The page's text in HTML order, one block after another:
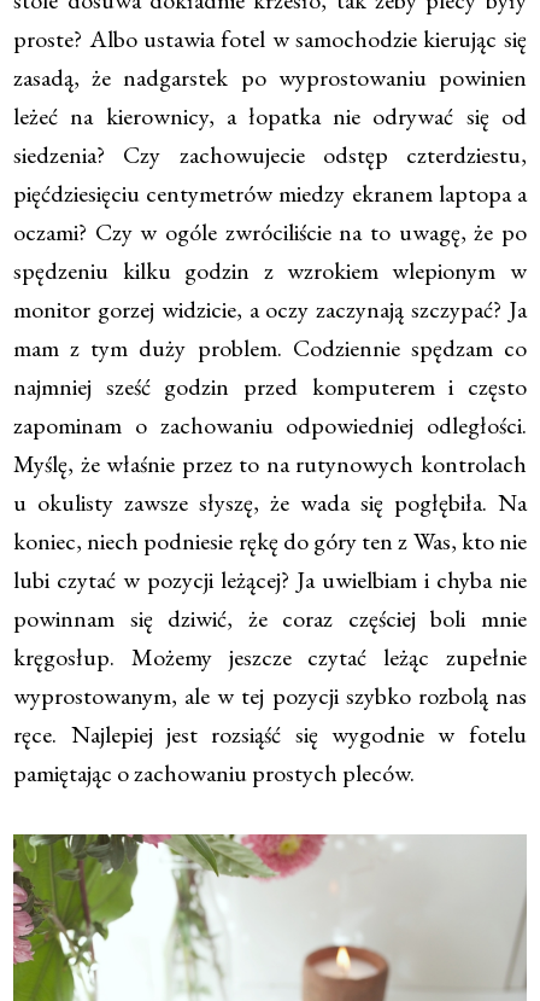
proste? Albo ustawia fotel w samochodzie kierując się
zasadą, że nadgarstek po wyprostowaniu powinien
leżeć na kierownicy, a łopatka nie odrywać się od
siedzenia? Czy zachowujecie odstęp czterdziestu,
pięćdziesięciu centymetrów miedzy ekranem laptopa a
oczami? Czy w ogóle zwróciliście na to uwagę, że po
spędzeniu kilku godzin z wzrokiem wlepionym w
monitor gorzej widzicie, a oczy zaczynają szczypać? Ja
mam z tym duży problem. Codziennie spędzam co
najmniej sześć godzin przed komputerem i często
zapominam o zachowaniu odpowiedniej odległości.
Myślę, że właśnie przez to na rutynowych kontrolach
u okulisty zawsze słyszę, że wada się pogłębiła. Na
koniec, niech podniesie rękę do góry ten z Was, kto nie
lubi czytać w pozycji leżącej? Ja uwielbiam i chyba nie
powinnam się dziwić, że coraz częściej boli mnie
kręgosłup. Możemy jeszcze czytać leżąc zupełnie
wyprostowanym, ale w tej pozycji szybko rozbolą nas
ręce. Najlepiej jest rozsiąść się wygodnie w fotelu
pamiętając o zachowaniu prostych pleców.